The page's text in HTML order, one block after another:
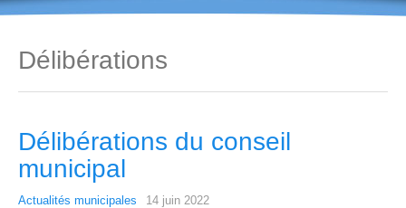
Délibérations
Délibérations du conseil
municipal
Actualités municipales 14 juin 2022